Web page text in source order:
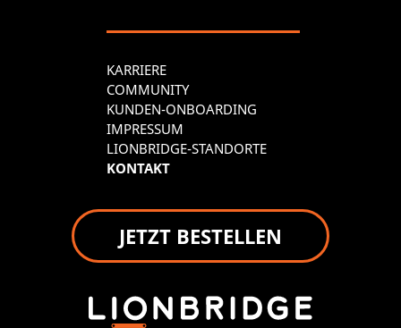
KARRIERE
COMMUNITY
KUNDEN-ONBOARDING
IMPRESSUM
LIONBRIDGE-STANDORTE
KONTAKT
JETZT BESTELLEN